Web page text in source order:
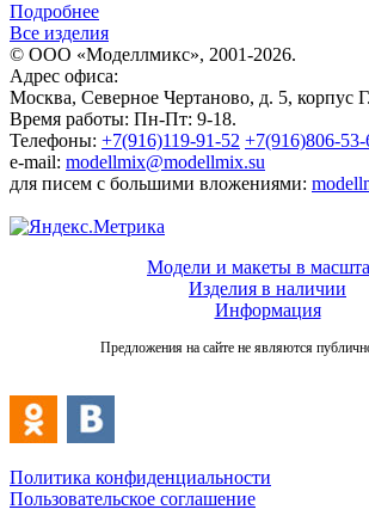
Подробнее
Все изделия
© ООО «Моделлмикс», 2001-2026.
Адрес офиса:
Москва, Северное Чертаново, д. 5, корпус Г.
Время работы: Пн-Пт: 9-18.
Телефоны: +7(916)119-91-52 +7(916)806-53-
e-mail: modellmix@modellmix.su
для писем с большими вложениями:
Модели и макеты в
Изделия в наличии
Информация
Предложения на сайте не являются
Политика конфиденциальности
Пользовательское соглашение